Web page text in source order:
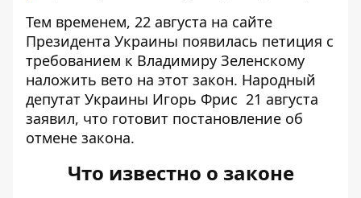
Тем временем, 22 августа на сайте
Президента Украины появилась петиция с
требованием к Владимиру Зеленскому
наложить вето на этот закон. Народный
депутат Украины Игорь Фрис 21 августа
заявил, что готовит постановление об
отмене закона.
Что известно о законе